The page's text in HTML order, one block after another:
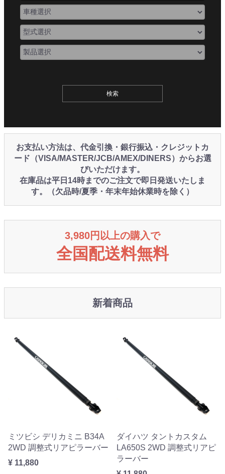
お支払い方法は、代金引換・銀行振込・クレジットカ
ード（VISA/MASTER/JCB/AMEX/DINERS）からお選
びいただけます。
在庫品は平日14時までのご注文で即日発送いたしま
す。（欠品時/夏季・年末年始休業時を除く）
3,980円以上の購入で
全国配送料無料
新着商品
ミツビシ デリカミニ B34A
2WD 調整式リアピラーバー
¥ 11,880
ダイハツ タントカスタム
LA650S 2WD 調整式リアピ
ラーバー